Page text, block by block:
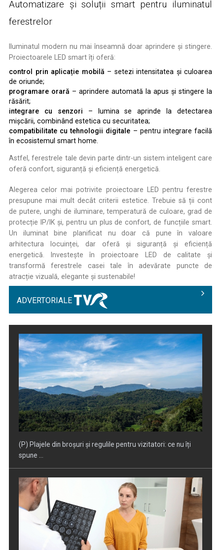
Automatizare și soluții smart pentru iluminatul
ferestrelor
Iluminatul modern nu mai înseamnă doar aprindere și stingere.
Proiectoarele LED smart îți oferă:
control prin aplicație mobilă – setezi intensitatea și culoarea
de oriunde;
programare orară – aprindere automată la apus și stingere la
răsărit;
integrare cu senzori – lumina se aprinde la detectarea
mișcării, combinând estetica cu securitatea;
compatibilitate cu tehnologii digitale – pentru integrare facilă
în ecosistemul smart home.
Astfel, ferestrele tale devin parte dintr-un sistem inteligent care
oferă confort, siguranță și eficiență energetică.
Alegerea celor mai potrivite proiectoare LED pentru ferestre
presupune mai mult decât criterii estetice. Trebuie să ții cont
de putere, unghi de iluminare, temperatură de culoare, grad de
protecție IP/IK și, pentru un plus de confort, de funcțiile smart.
Un iluminat bine planificat nu doar că pune în valoare
arhitectura locuinței, dar oferă și siguranță și eficiență
energetică. Investește în proiectoare LED de calitate și
transformă ferestrele casei tale în adevărate puncte de
atracție vizuală, elegante și sustenabile!
ADVERTORIALE
(P) Plajele din broșuri și regulile pentru vizitatori: ce nu îți
spune ...
(P) Migrene frecvente: când recomandă neurologul un RMN
cerebral?